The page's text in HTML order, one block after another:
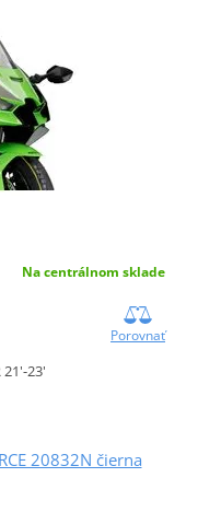
Na centrálnom sklade
Porovnať
21'-23'
20832N čierna